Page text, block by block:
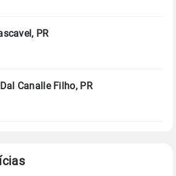
PR
Canalle Filho, PR